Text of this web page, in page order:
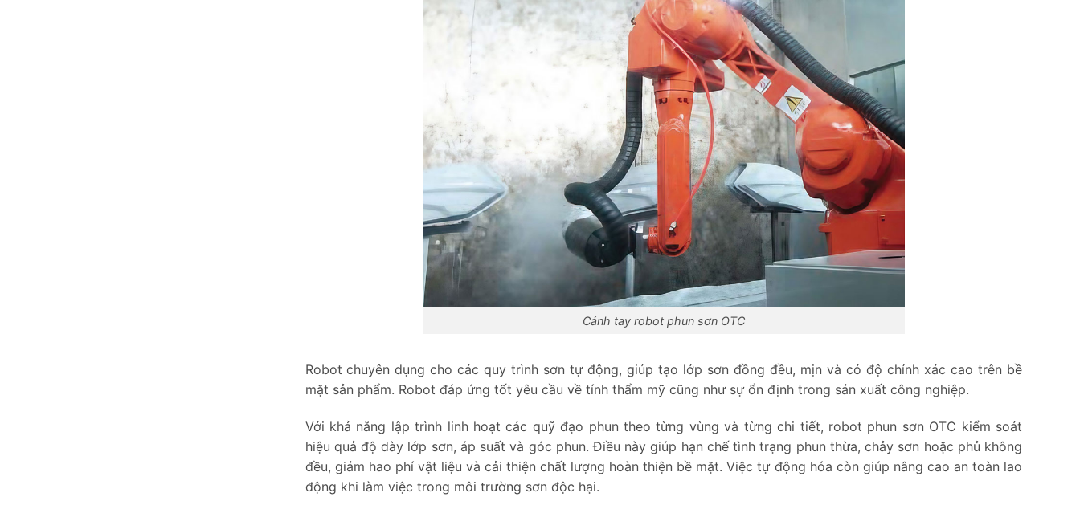
Cánh tay robot phun sơn OTC
Robot chuyên dụng cho các quy trình sơn tự động, giúp tạo lớp sơn đồng đều, mịn và có độ chính xác cao trên bề
mặt sản phẩm. Robot đáp ứng tốt yêu cầu về tính thẩm mỹ cũng như sự ổn định trong sản xuất công nghiệp.
Với khả năng lập trình linh hoạt các quỹ đạo phun theo từng vùng và từng chi tiết, robot phun sơn OTC kiểm soát
hiệu quả độ dày lớp sơn, áp suất và góc phun. Điều này giúp hạn chế tình trạng phun thừa, chảy sơn hoặc phủ không
đều, giảm hao phí vật liệu và cải thiện chất lượng hoàn thiện bề mặt. Việc tự động hóa còn giúp nâng cao an toàn lao
động khi làm việc trong môi trường sơn độc hại.